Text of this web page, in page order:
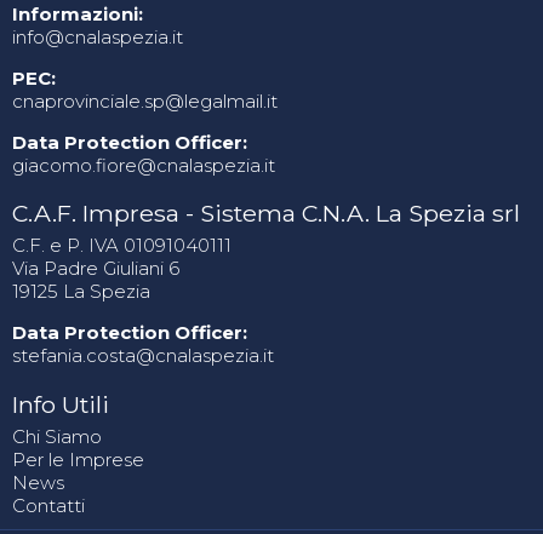
Informazioni:
info@cnalaspezia.it
PEC:
cnaprovinciale.sp@legalmail.it
Data Protection Officer:
giacomo.fiore@cnalaspezia.it
C.A.F. Impresa - Sistema C.N.A. La Spezia srl
C.F. e P. IVA 01091040111
Via Padre Giuliani 6
19125 La Spezia
Data Protection Officer:
stefania.costa@cnalaspezia.it
Info Utili
Chi Siamo
Per le Imprese
News
Contatti